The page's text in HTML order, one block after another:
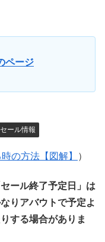
ページ
ール情報
の方法【図解】 ）
ール終了予定日」は
りアバウトで予定よ
する場合がありま